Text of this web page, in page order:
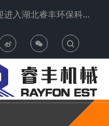
欢迎进入湖北睿丰环保科技有限公司
T
g